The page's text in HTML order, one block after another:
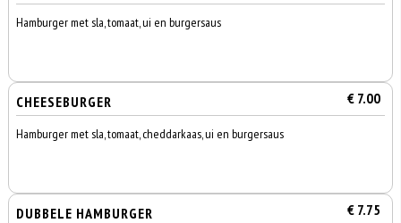
Hamburger met sla, tomaat, ui en burgersaus
CHEESEBURGER € 7.00
Hamburger met sla, tomaat, cheddarkaas, ui en burgersaus
DUBBELE HAMBURGER € 7.75